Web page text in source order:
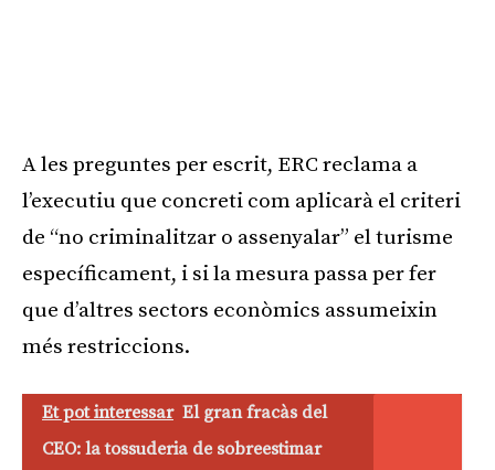
A les preguntes per escrit, ERC reclama a
l’executiu que concreti com aplicarà el criteri
de “no criminalitzar o assenyalar” el turisme
específicament, i si la mesura passa per fer
que d’altres sectors econòmics assumeixin
més restriccions.
Et pot interessar El gran fracàs del
CEO: la tossuderia de sobreestimar